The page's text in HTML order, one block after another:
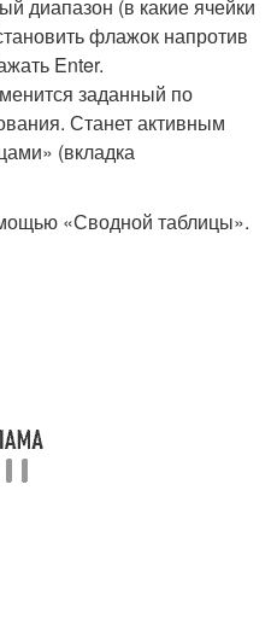
диапазон (в какие ячейки
флажок напротив
Enter.
заданный по
Станет активным
(вкладка
«Сводной таблицы».